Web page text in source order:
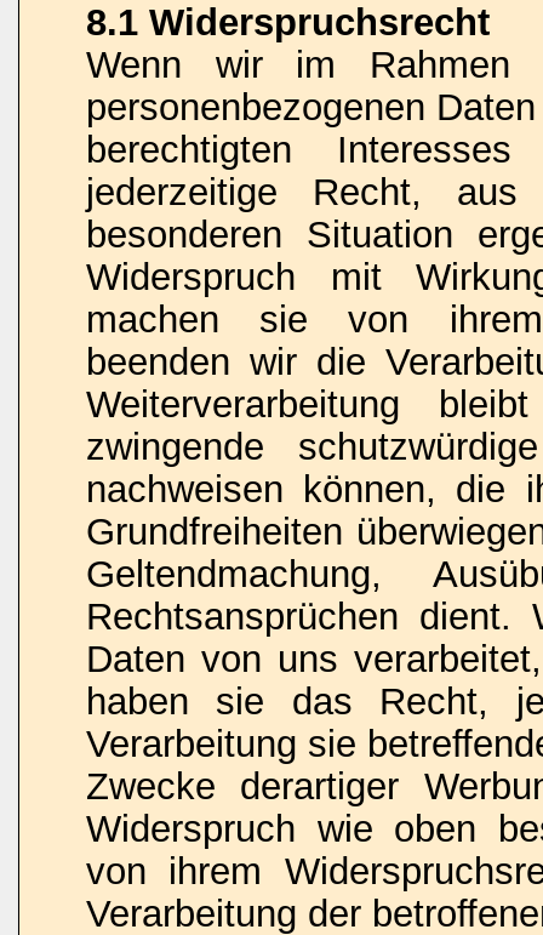
8.1 Widerspruchsrecht
Wenn wir im Rahmen
personenbezogenen
berechtigten
jederzeitige Recht,
besonderen Situation
Widerspruch mit
machen sie von ihrem
beenden wir die
Weiterverarbeitung
zwingende
nachweisen können, die
Grundfreiheiten
Geltendmachung,
Rechtsansprüchen dient.
Daten von uns
haben sie das Recht,
Verarbeitung sie
Zwecke derartiger
Widerspruch wie oben
von ihrem
Verarbeitung der